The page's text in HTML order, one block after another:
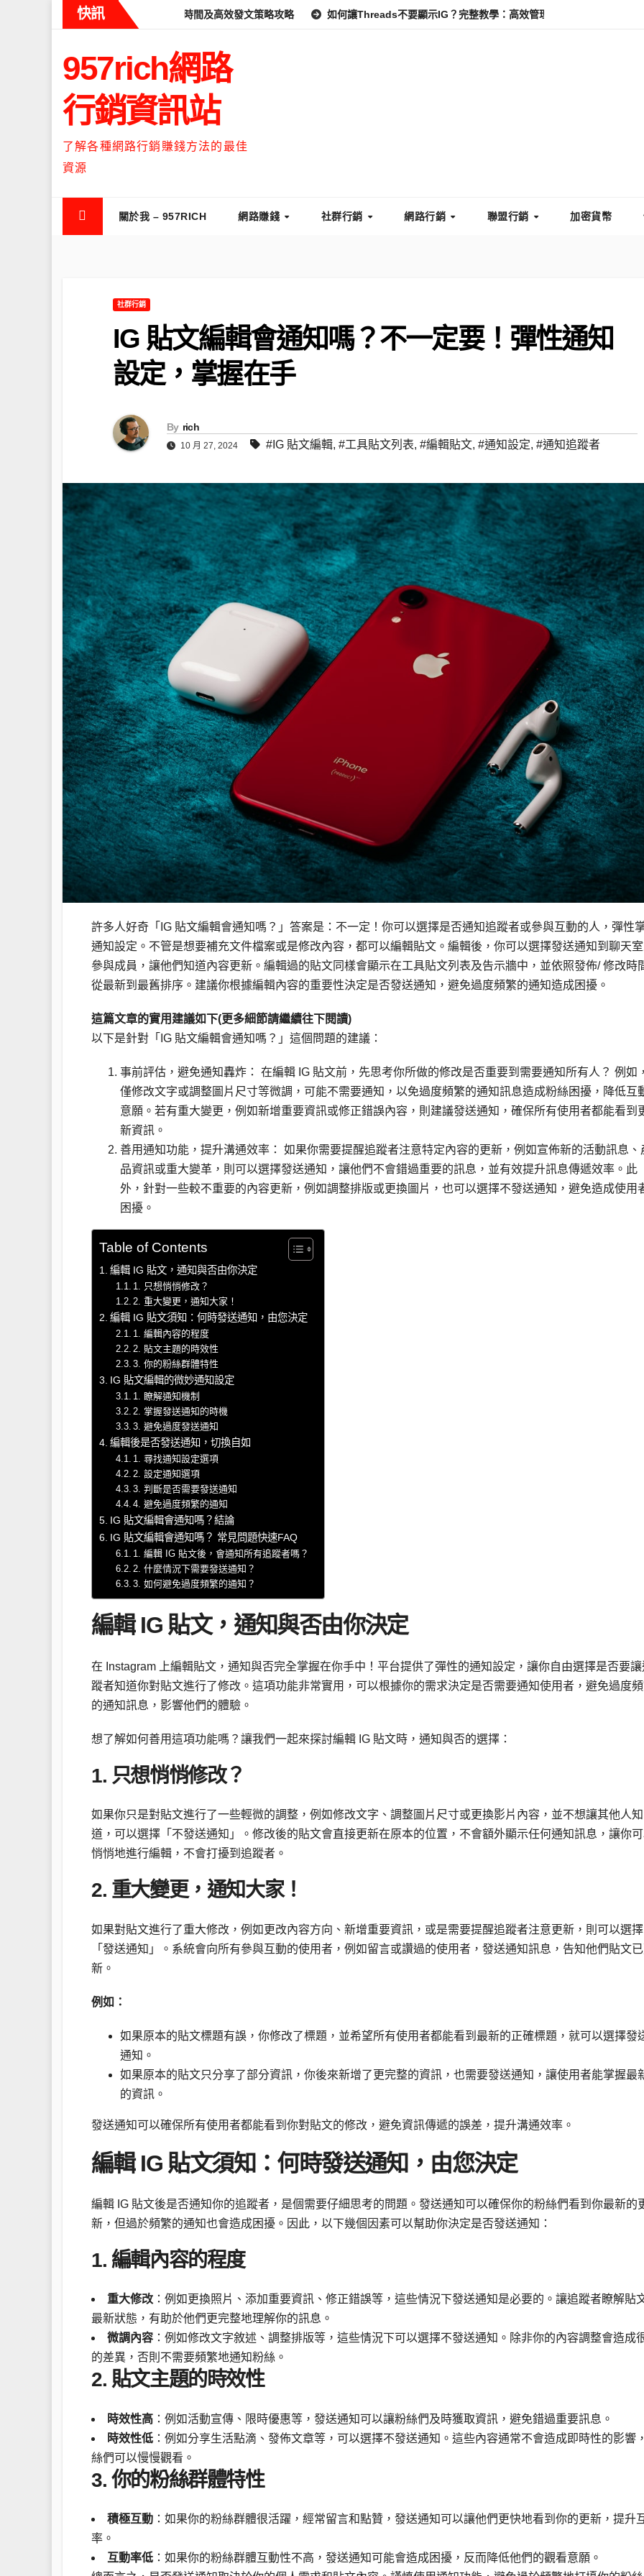
快訊
候流量最高？流量高峰時間及高效發文策略攻略 如何讓Threads不要顯示IG？完整教學：高效管理你的線上隱私與數據安全 怎
957rich網路
行銷資訊站
了解各種網路行銷賺錢方法的最佳
資源
關於我 – 957RICH 網路賺錢 社群行銷 網路行銷 聯盟行銷 加密貨幣
社群行銷
IG 貼文編輯會通知嗎？不一定要！彈性通知
設定，掌握在手
By rich
10 月 27, 2024 #IG 貼文編輯, #工具貼文列表, #編輯貼文, #通知設定, #通知追蹤者
許多人好奇「IG 貼文編輯會通知嗎？」答案是：不一定！你可以選擇是否通知追蹤者或參與互動的人，彈性
通知設定。不管是想要補充文件檔案或是修改內容，都可以編輯貼文。編輯後，你可以選擇發送通知到聊天
參與成員，讓他們知道內容更新。編輯過的貼文同樣會顯示在工具貼文列表及告示牆中，並依照發佈/ 修改時
從最新到最舊排序。建議你根據編輯內容的重要性決定是否發送通知，避免過度頻繁的通知造成困擾。
這篇文章的實用建議如下(更多細節請繼續往下閱讀)
以下是針對「IG 貼文編輯會通知嗎？」這個問題的建議：
事前評估，避免通知轟炸： 在編輯 IG 貼文前，先思考你所做的修改是否重要到需要通知所有人？ 例如，
僅修改文字或調整圖片尺寸等微調，可能不需要通知，以免過度頻繁的通知訊息造成粉絲困擾，降低互
意願。若有重大變更，例如新增重要資訊或修正錯誤內容，則建議發送通知，確保所有使用者都能看到
新資訊。
善用通知功能，提升溝通效率： 如果你需要提醒追蹤者注意特定內容的更新，例如宣佈新的活動訊息、
品資訊或重大變革，則可以選擇發送通知，讓他們不會錯過重要的訊息，並有效提升訊息傳遞效率。此
外，針對一些較不重要的內容更新，例如調整排版或更換圖片，也可以選擇不發送通知，避免造成使用
困擾。
Table of Contents
編輯 IG 貼文，通知與否由你決定
1. 只想悄悄修改？
2. 重大變更，通知大家！
編輯 IG 貼文須知：何時發送通知，由您決定
1. 編輯內容的程度
2. 貼文主題的時效性
3. 你的粉絲群體特性
IG 貼文編輯的微妙通知設定
1. 瞭解通知機制
2. 掌握發送通知的時機
3. 避免過度發送通知
編輯後是否發送通知，切換自如
1. 尋找通知設定選項
2. 設定通知選項
3. 判斷是否需要發送通知
4. 避免過度頻繁的通知
IG 貼文編輯會通知嗎？結論
IG 貼文編輯會通知嗎？ 常見問題快速FAQ
1. 編輯 IG 貼文後，會通知所有追蹤者嗎？
2. 什麼情況下需要發送通知？
3. 如何避免過度頻繁的通知？
編輯 IG 貼文，通知與否由你決定
在 Instagram 上編輯貼文，通知與否完全掌握在你手中！平台提供了彈性的通知設定，讓你自由選擇是否要讓
蹤者知道你對貼文進行了修改。這項功能非常實用，可以根據你的需求決定是否需要通知使用者，避免過度
的通知訊息，影響他們的體驗。
想了解如何善用這項功能嗎？讓我們一起來探討編輯 IG 貼文時，通知與否的選擇：
1. 只想悄悄修改？
如果你只是對貼文進行了一些輕微的調整，例如修改文字、調整圖片尺寸或更換影片內容，並不想讓其他人知
道，可以選擇「不發送通知」。修改後的貼文會直接更新在原本的位置，不會額外顯示任何通知訊息，讓你
悄悄地進行編輯，不會打擾到追蹤者。
2. 重大變更，通知大家！
如果對貼文進行了重大修改，例如更改內容方向、新增重要資訊，或是需要提醒追蹤者注意更新，則可以選擇
「發送通知」。系統會向所有參與互動的使用者，例如留言或讚過的使用者，發送通知訊息，告知他們貼文
新。
例如：
如果原本的貼文標題有誤，你修改了標題，並希望所有使用者都能看到最新的正確標題，就可以選擇發
通知。
如果原本的貼文只分享了部分資訊，你後來新增了更完整的資訊，也需要發送通知，讓使用者能掌握最
的資訊。
發送通知可以確保所有使用者都能看到你對貼文的修改，避免資訊傳遞的誤差，提升溝通效率。
編輯 IG 貼文須知：何時發送通知，由您決定
編輯 IG 貼文後是否通知你的追蹤者，是個需要仔細思考的問題。發送通知可以確保你的粉絲們看到你最新的
新，但過於頻繁的通知也會造成困擾。因此，以下幾個因素可以幫助你決定是否發送通知：
1. 編輯內容的程度
重大修改 ：例如更換照片、添加重要資訊、修正錯誤等，這些情況下發送通知是必要的。讓追蹤者瞭解貼
最新狀態，有助於他們更完整地理解你的訊息。
微調內容 ：例如修改文字敘述、調整排版等，這些情況下可以選擇不發送通知。除非你的內容調整會造成
的差異，否則不需要頻繁地通知粉絲。
2. 貼文主題的時效性
時效性高 ：例如活動宣傳、限時優惠等，發送通知可以讓粉絲們及時獲取資訊，避免錯過重要訊息。
時效性低 ：例如分享生活點滴、發佈文章等，可以選擇不發送通知。這些內容通常不會造成即時性的影響
絲們可以慢慢觀看。
3. 你的粉絲群體特性
積極互動 ：如果你的粉絲群體很活躍，經常留言和點贊，發送通知可以讓他們更快地看到你的更新，提升
率。
互動率低 ：如果你的粉絲群體互動性不高，發送通知可能會造成困擾，反而降低他們的觀看意願。